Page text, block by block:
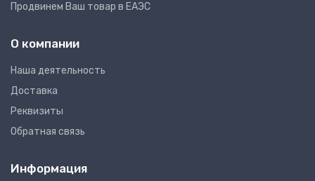
Продвинем Ваш товар в ЕАЭС
О компании
Наша деятельность
Доставка
Реквизиты
Обратная связь
Информация